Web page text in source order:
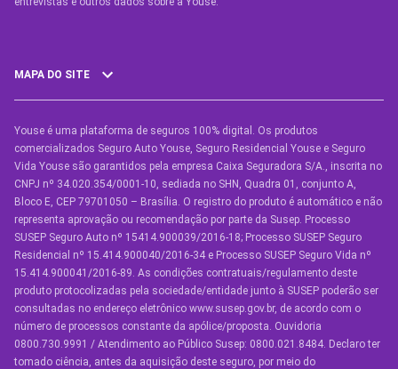
MAPA DO SITE
SEGUROS
Seguro Auto
Seguro Auto para Terceiros
Seguro por Marcas de Carro
Seguro Residencial
Seguro de Vida
Manual de Assistências
Youse é uma plataforma de seguros 100% digital. Os produtos
comercializados Seguro Auto Youse, Seguro Residencial Youse e Seguro
Vida Youse são garantidos pela empresa Caixa Seguradora S/A., inscrita no
CNPJ nº 34.020.354/0001-10, sediada no SHN, Quadra 01, conjunto A,
Bloco E, CEP 79701050 – Brasília. O registro do produto é automático e não
representa aprovação ou recomendação por parte da Susep. Processo
SUSEP Seguro Auto nº 15414.900039/2016-18; Processo SUSEP Seguro
Residencial nº 15.414.900040/2016-34 e Processo SUSEP Seguro Vida nº
15.414.900041/2016-89. As condições contratuais/regulamento deste
produto protocolizadas pela sociedade/entidade junto à SUSEP poderão ser
consultadas no endereço eletrônico www.susep.gov.br, de acordo com o
número de processos constante da apólice/proposta. Ouvidoria
0800.730.9991 / Atendimento ao Público Susep: 0800.021.8484. Declaro ter
tomado ciência, antes da aquisição deste seguro, por meio do